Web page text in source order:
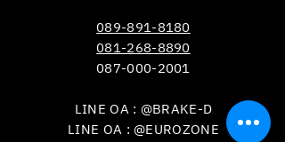
089-891-8180
081-268-8890
087-000-2001
LINE OA : @BRAKE-D
LINE OA : @EUROZONE